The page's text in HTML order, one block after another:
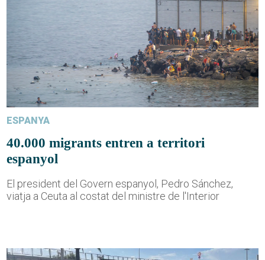
ESPANYA
40.000 migrants entren a territori
espanyol
El president del Govern espanyol, Pedro Sánchez,
viatja a Ceuta al costat del ministre de l'Interior